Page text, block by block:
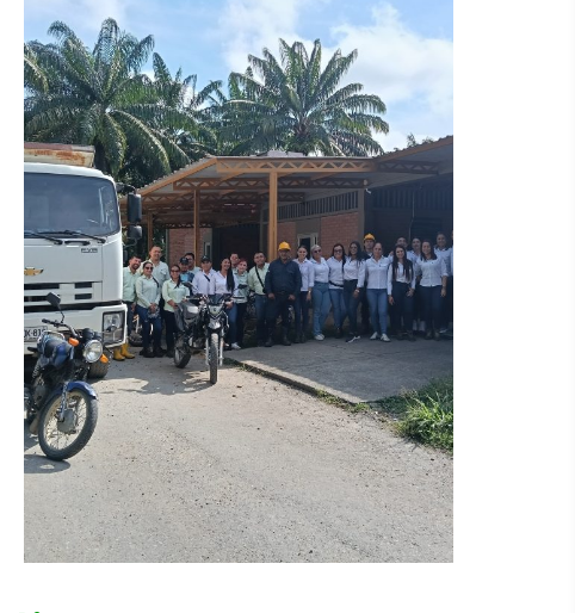
250 nuevos árboles se
suman a la Gran Marcha
del Árbol
El pasado 10 de julio llevamos a cabo una
nueva jornada de siembra en nuestra
plantación, dándole inicio a la Gran Marcha
del Árbol. En esta ocasión, logramos plantar
250 árboles que enriquecerán la
biodiversidad de la zona, fortaleciendo la
ronda hídrica de la Quebrada Caño Sánchez,
integrando especies forestales y frutales
como la ceiba, el samán, guanábano y
mango.